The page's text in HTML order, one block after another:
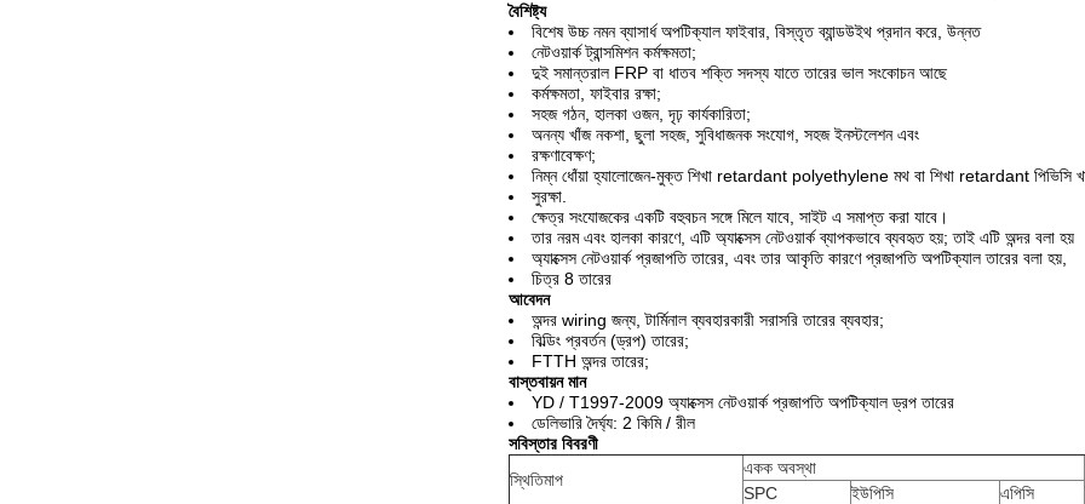
বৈশিষ্ট্য
বিশেষ উচ্চ নমন ব্যাসার্ধ অপটিক্যাল ফাইবার, বিস্তৃত ব্যান্ডউইথ প্রদান করে, উন্নত
নেটওয়ার্ক ট্রান্সমিশন কর্মক্ষমতা;
দুই সমান্তরাল FRP বা ধাতব শক্তি সদস্য যাতে তারের ভাল সংকোচন আছে
কর্মক্ষমতা, ফাইবার রক্ষা;
সহজ গঠন, হালকা ওজন, দৃঢ় কার্যকারিতা;
অনন্য খাঁজ নকশা, ছুলা সহজ, সুবিধাজনক সংযোগ, সহজ ইনস্টলেশন এবং
রক্ষণাবেক্ষণ;
নিম্ন ধোঁয়া হ্যালোজেন-মুক্ত শিখা retardant polyethylene মথ বা শিখা retardant পিভিসি
সুরক্ষা.
ক্ষেত্র সংযোজকের একটি বহুবচন সঙ্গে মিলে যাবে, সাইট এ সমাপ্ত করা যাবে।
তার নরম এবং হালকা কারণে, এটি অ্যাক্সেস নেটওয়ার্ক ব্যাপকভাবে ব্যবহৃত হয়; তাই এটি অন্দর বলা হয়
অ্যাক্সেস নেটওয়ার্ক প্রজাপতি তারের, এবং তার আকৃতি কারণে প্রজাপতি অপটিক্যাল তারের বলা হয়,
চিত্র 8 তারের
আবেদন
অন্দর wiring জন্য, টার্মিনাল ব্যবহারকারী সরাসরি তারের ব্যবহার;
বিল্ডিং প্রবর্তন (ড্রপ) তারের;
FTTH অন্দর তারের;
বাস্তবায়ন মান
YD / T1997-2009 অ্যাক্সেস নেটওয়ার্ক প্রজাপতি অপটিক্যাল ড্রপ তারের
ডেলিভারি দৈর্ঘ্য: 2 কিমি / রীল
সবিস্তার বিবরণী
স্থিতিমাপ
একক অবস্থা
SPC
ইউপিসি এপিসি